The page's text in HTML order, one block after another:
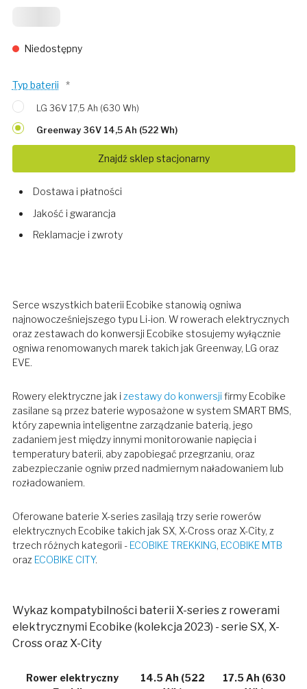
Niedostępny
Typ baterii *
LG 36V 17,5 Ah (630 Wh)
Greenway 36V 14,5 Ah (522 Wh)
Znajdź sklep stacjonarny
Dostawa i płatności
Jakość i gwarancja
Reklamacje i zwroty
Serce wszystkich baterii Ecobike stanowią ogniwa
najnowocześniejszego typu Li-ion. W rowerach elektrycznych
oraz zestawach do konwersji Ecobike stosujemy wyłącznie
ogniwa renomowanych marek takich jak Greenway, LG oraz
EVE.
Rowery elektryczne jak i zestawy do konwersji firmy Ecobike
zasilane są przez baterie wyposażone w system SMART BMS,
który zapewnia inteligentne zarządzanie baterią, jego
zadaniem jest między innymi monitorowanie napięcia i
temperatury baterii, aby zapobiegać przegrzaniu, oraz
zabezpieczanie ogniw przed nadmiernym naładowaniem lub
rozładowaniem.
Oferowane baterie X-series zasilają trzy serie rowerów
elektrycznych Ecobike takich jak SX, X-Cross oraz X-City, z
trzech różnych kategorii - ECOBIKE TREKKING, ECOBIKE MTB
oraz ECOBIKE CITY.
Wykaz kompatybilności baterii X-series z rowerami
elektrycznymi Ecobike (kolekcja 2023) - serie SX, X-
Cross oraz X-City
Rower elektryczny
14.5 Ah (522
17.5 Ah (630